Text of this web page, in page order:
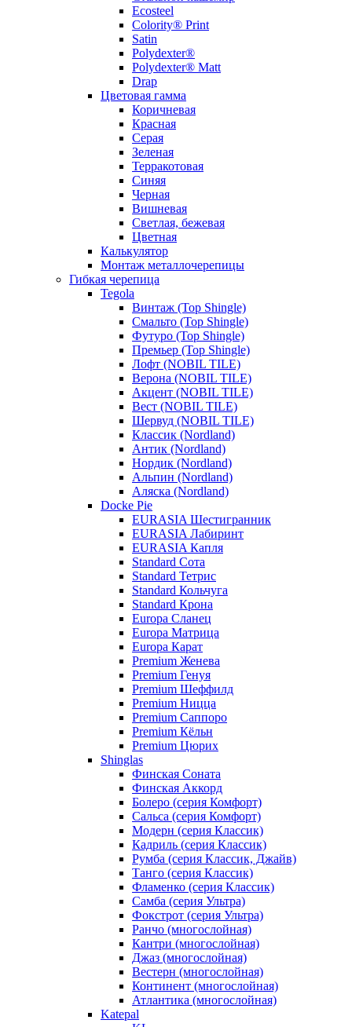
Ecosteel
Colority® Print
Satin
Polydexter®
Polydexter® Matt
Drap
Цветовая гамма
Коричневая
Красная
Серая
Зеленая
Терракотовая
Синяя
Черная
Вишневая
Светлая, бежевая
Цветная
Калькулятор
Монтаж металлочерепицы
Гибкая черепица
Tegola
Винтаж (Top Shingle)
Смальто (Top Shingle)
Футуро (Top Shingle)
Премьер (Top Shingle)
Лофт (NOBIL TILE)
Верона (NOBIL TILE)
Акцент (NOBIL TILE)
Вест (NOBIL TILE)
Шервуд (NOBIL TILE)
Классик (Nordland)
Антик (Nordland)
Нордик (Nordland)
Альпин (Nordland)
Аляска (Nordland)
Docke Pie
EURASIA Шестигранник
EURASIA Лабиринт
EURASIA Капля
Standard Сота
Standard Тетрис
Standard Кольчуга
Standard Крона
Europa Сланец
Europa Матрица
Europa Карат
Premium Женева
Premium Генуя
Premium Шеффилд
Premium Ницца
Premium Саппоро
Premium Кёльн
Premium Цюрих
Shinglas
Финская Соната
Финская Аккорд
Болеро (серия Комфорт)
Сальса (серия Комфорт)
Модерн (серия Классик)
Кадриль (серия Классик)
Румба (серия Классик, Джайв)
Танго (серия Классик)
Фламенко (серия Классик)
Самба (серия Ультра)
Фокстрот (серия Ультра)
Ранчо (многослойная)
Кантри (многослойная)
Джаз (многослойная)
Вестерн (многослойная)
Континент (многослойная)
Атлантика (многослойная)
Katepal